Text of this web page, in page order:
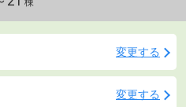
棟
変更する
変更する